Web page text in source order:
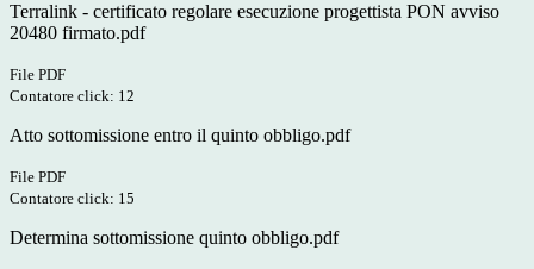
Terralink - certificato regolare esecuzione progettista PON avviso
20480 firmato.pdf
File PDF
Contatore click: 12
Atto sottomissione entro il quinto obbligo.pdf
File PDF
Contatore click: 15
Determina sottomissione quinto obbligo.pdf